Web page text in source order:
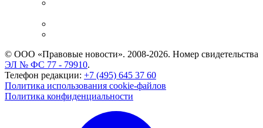
© ООО «Правовые новости». 2008-2026. Номер свидетельства
ЭЛ № ФС 77 - 79910.
Телефон редакции: +7 (495) 645 37 60
Политика использования cookie-файлов
Политика конфиденциальности